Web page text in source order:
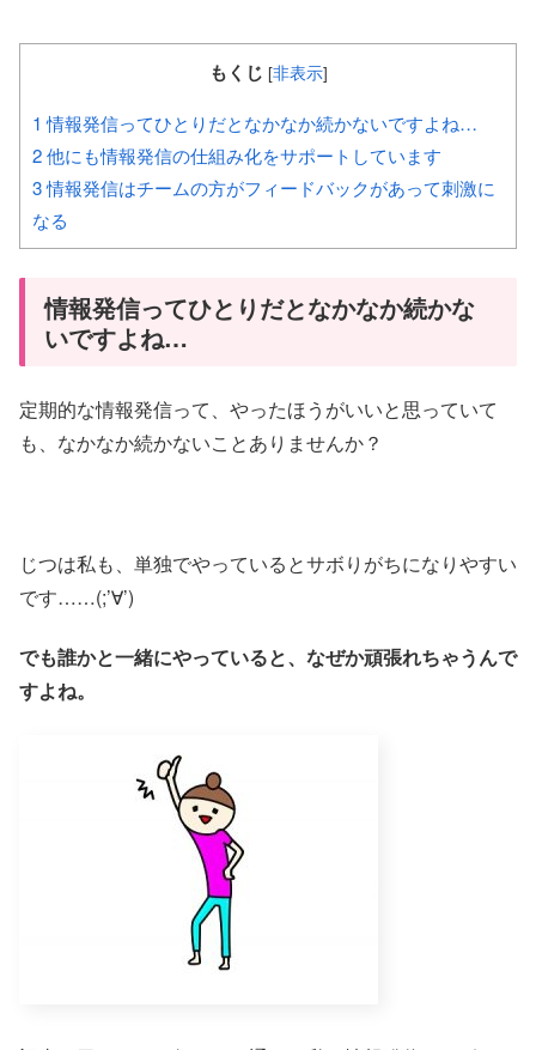
もくじ [非表示]
1 情報発信ってひとりだとなかなか続かないですよね…
2他にも情報発信の仕組み化をサポートしています
3情報発信はチームの方がフィードバックがあって刺激に
なる
情報発信ってひとりだとなかなか続かな
いですよね…
定期的な情報発信って、やったほうがいいと思っていて
も、なかなか続かないことありませんか？
じつは私も、単独でやっているとサボりがちになりやすい
です……(;’∀’)
でも誰かと一緒にやっていると、なぜか頑張れちゃうんで
すよね。